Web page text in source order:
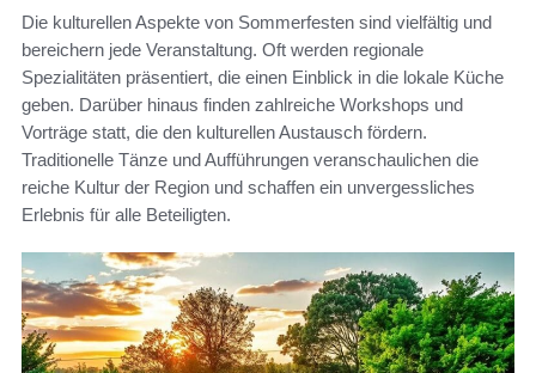
Die kulturellen Aspekte von Sommerfesten sind vielfältig und
bereichern jede Veranstaltung. Oft werden regionale
Spezialitäten präsentiert, die einen Einblick in die lokale Küche
geben. Darüber hinaus finden zahlreiche Workshops und
Vorträge statt, die den kulturellen Austausch fördern.
Traditionelle Tänze und Aufführungen veranschaulichen die
reiche Kultur der Region und schaffen ein unvergessliches
Erlebnis für alle Beteiligten.